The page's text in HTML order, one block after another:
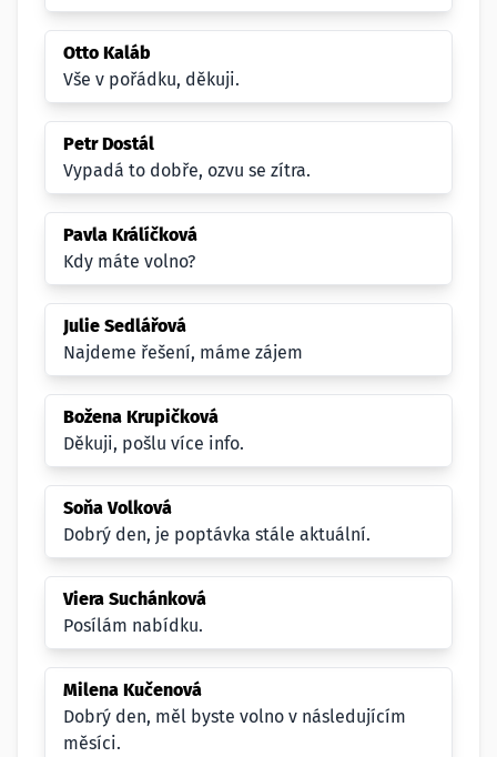
Otto Kaláb
Vše v pořádku, děkuji.
Petr Dostál
Vypadá to dobře, ozvu se zítra.
Pavla Králíčková
Kdy máte volno?
Julie Sedlářová
Najdeme řešení, máme zájem
Božena Krupičková
Děkuji, pošlu více info.
Soňa Volková
Dobrý den, je poptávka stále aktuální.
Viera Suchánková
Posílám nabídku.
Milena Kučenová
Dobrý den, měl byste volno v následujícím
měsíci.